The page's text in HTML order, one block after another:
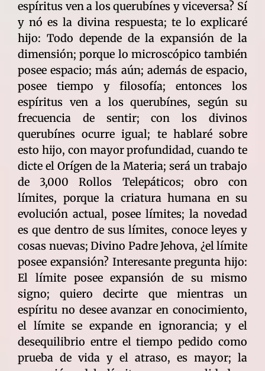
espíritus ven a los querubínes y viceversa? Sí
y nó es la divina respuesta; te lo explicaré
hijo: Todo depende de la expansión de la
dimensión; porque lo microscópico también
posee espacio; más aún; además de espacio,
posee tiempo y filosofía; entonces los
espíritus ven a los querubínes, según su
frecuencia de sentir; con los divinos
querubínes ocurre igual; te hablaré sobre
esto hijo, con mayor profundidad, cuando te
dicte el Orígen de la Materia; será un trabajo
de 3,000 Rollos Telepáticos; obro con
límites, porque la criatura humana en su
evolución actual, posee límites; la novedad
es que dentro de sus límites, conoce leyes y
cosas nuevas; Divino Padre Jehova, ¿el límite
posee expansión? Interesante pregunta hijo:
El límite posee expansión de su mismo
signo; quiero decirte que mientras un
espíritu no desee avanzar en conocimiento,
el límite se expande en ignorancia; y el
desequilibrio entre el tiempo pedido como
prueba de vida y el atraso, es mayor; la